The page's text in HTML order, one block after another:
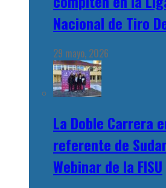
Nacional de Tiro
29 mayo, 2026
La Doble Carrera
referente de
Webinar de la FISU